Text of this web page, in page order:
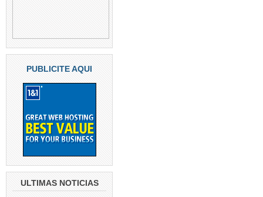
PUBLICITE AQUI
ULTIMAS NOTICIAS